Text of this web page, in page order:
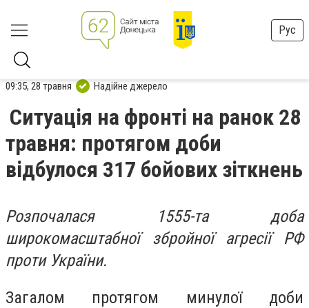
Рус
09:35, 28 травня Надійне джерело
Ситуація на фронті на ранок 28
травня: протягом доби
відбулося 317 бойових зіткнень
Розпочалася 1555-та доба
широкомасштабної збройної агресії РФ
проти України.
Загалом протягом минулої доби